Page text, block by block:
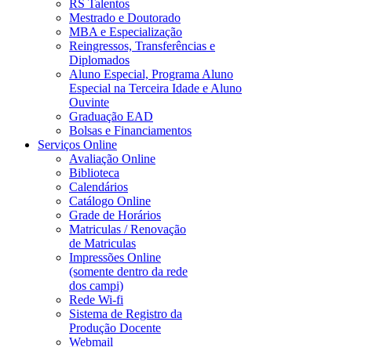
RS Talentos
Mestrado e Doutorado
MBA e Especialização
Reingressos, Transferências e
Diplomados
Aluno Especial, Programa Aluno
Especial na Terceira Idade e Aluno
Ouvinte
Graduação EAD
Bolsas e Financiamentos
Serviços Online
Avaliação Online
Biblioteca
Calendários
Catálogo Online
Grade de Horários
Matriculas / Renovação
de Matriculas
Impressões Online
(somente dentro da rede
dos campi)
Rede Wi-fi
Sistema de Registro da
Produção Docente
Webmail